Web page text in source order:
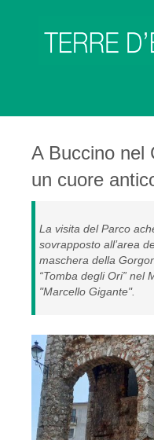
A Buccino nel
un cuore
La visita del Parco
sovrapposto all’area
maschera della
“Tomba degli Ori” nel
"Marcello Gigante".